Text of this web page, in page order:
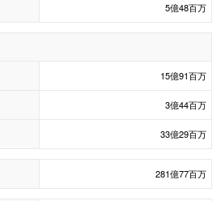
5億48百万
15億91百万
3億44百万
33億29百万
281億77百万